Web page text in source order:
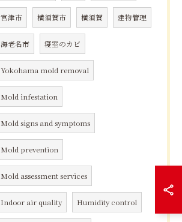
宮津市 横須賀市 横須賀 建物管理
海老名市 寝室のカビ
Yokohama mold removal
Mold infestation
Mold signs and symptoms
Mold prevention
Mold assessment services
Indoor air quality Humidity control